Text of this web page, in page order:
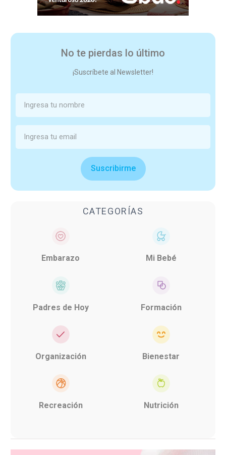
No te pierdas lo último
¡Suscríbete al Newsletter!
Suscribirme
CATEGORÍAS
Embarazo Mi Bebé
Padres de Hoy Formación
Organización Bienestar
Recreación Nutrición